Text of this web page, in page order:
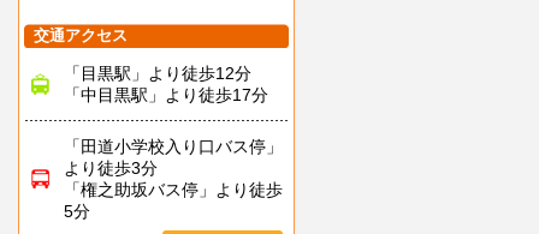
交通アクセス
「目黒駅」より徒歩12分
「中目黒駅」より徒歩17分
「田道小学校入り口バス停」
より徒歩3分
「権之助坂バス停」より徒歩
5分